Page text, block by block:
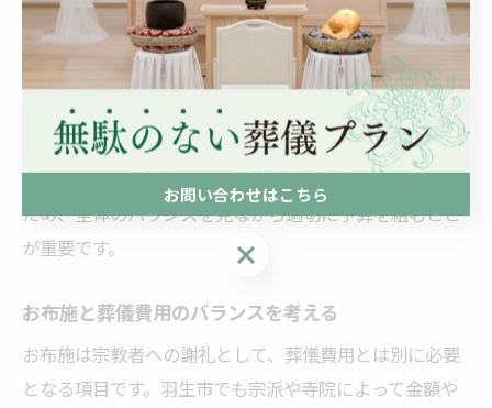
10人規模の家族葬では、式場や火葬場の選択、参加者数
に応じた返礼品や飲食費が必要となります。羽生市でも
同様に、家族葬の規模にあわせて各費用が調整されま
す。例えば、式場利用に加えて、火葬費用や祭壇の規
模、親族用控室の手配などが主な費用項目です。人数が
少なくても、宗教者へのお布施や必要経費は変わらない
ため、全体のバランスを見ながら適切に予算を組むこと
が重要です。
お布施と葬儀費用のバランスを考える
お布施は宗教者への謝礼として、葬儀費用とは別に必要
となる項目です。羽生市でも宗派や寺院によって金額や
お問い合わせはこちら
お問い合わせはこちら